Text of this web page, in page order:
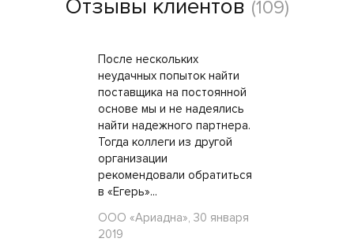
Отзывы клиентов (109)
После нескольких
неудачных попыток найти
поставщика на постоянной
основе мы и не надеялись
найти надежного партнера.
Тогда коллеги из другой
организации
рекомендовали обратиться
в «Егерь»...
ООО «Ариадна», 30 января
2019